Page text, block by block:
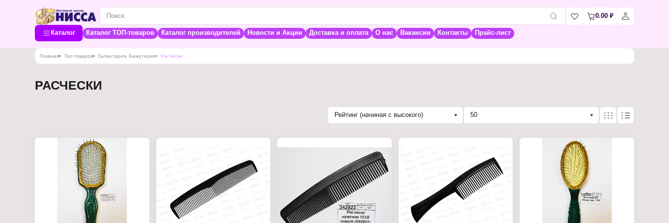
0.00 ₽
Каталог Каталог ТОП-товаров Каталог производителей Новости и Акции Доставка и оплата О нас Вакансии Контакты Прайс-лист
Главная Топ товаров Галантерея, Бижутерия Расчески
РАСЧЕСКИ
Рейтинг (начиная с высокого) 50